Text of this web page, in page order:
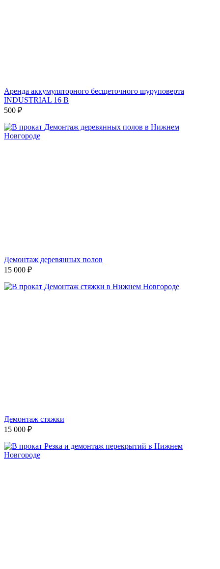
Аренда аккумуляторного бесщеточного шуруповерта
INDUSTRIAL 16 В
500 ₽
Демонтаж деревянных полов
15 000 ₽
Демонтаж стяжки
15 000 ₽